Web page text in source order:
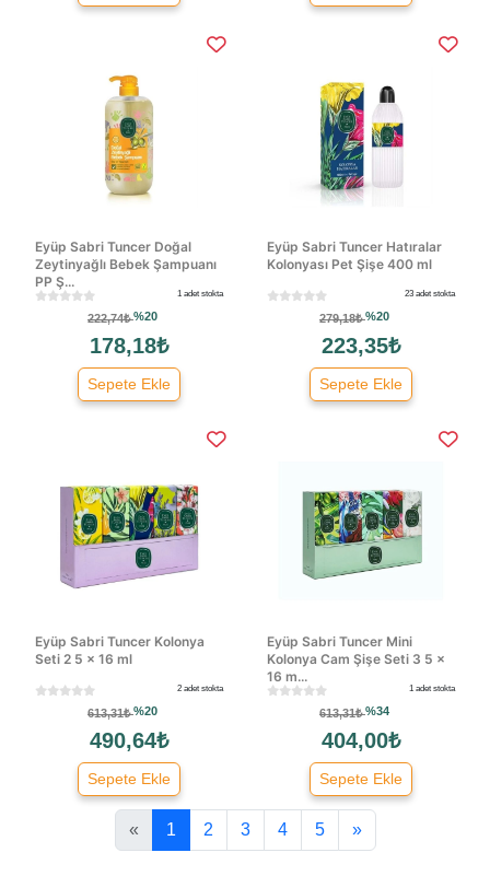
Eyüp Sabri Tuncer Doğal
Zeytinyağlı Bebek Şampuanı
PP Ş...
1 adet stokta
222,74₺%20
178,18₺
Sepete Ekle
Eyüp Sabri Tuncer Hatıralar
Kolonyası Pet Şişe 400 ml
23 adet stokta
279,18₺%20
223,35₺
Sepete Ekle
Eyüp Sabri Tuncer Kolonya
Seti 2 5 × 16 ml
2 adet stokta
613,31₺%20
490,64₺
Sepete Ekle
Eyüp Sabri Tuncer Mini
Kolonya Cam Şişe Seti 3 5 ×
16 m...
1 adet stokta
613,31₺%34
404,00₺
Sepete Ekle
« 1 2 3 4 5 »